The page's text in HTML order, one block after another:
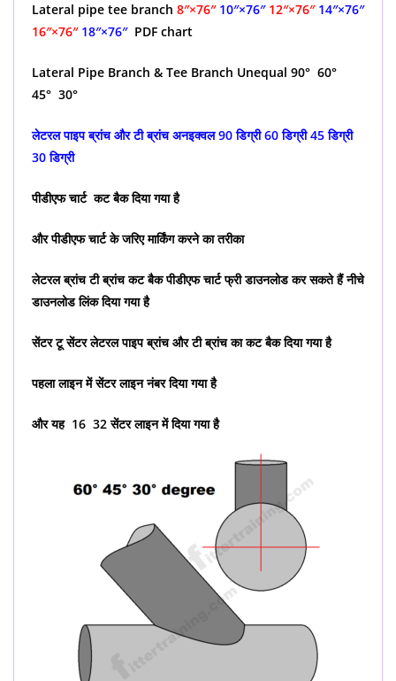
Lateral pipe tee branch 8″×76″ 10″×76″ 12″×76″ 14″×76″
16″×76″ 18″×76″PDF chart
Lateral Pipe Branch & Tee Branch Unequal 90° 60°
45° 30°
लेटरल पाइप ब्रांच और टी ब्रांच अनइक्वल 90 डिग्री 60 डिग्री 45 डिग्री
30 डिग्री
पीडीएफ चार्ट कट बैक दिया गया है
और पीडीएफ चार्ट के जरिए मार्किंग करने का तरीका
लेटरल ब्रांच टी ब्रांच कट बैक पीडीएफ चार्ट फ्री डाउनलोड कर सकते हैं नीचे
डाउनलोड लिंक दिया गया है
सेंटर टू सेंटर लेटरल पाइप ब्रांच और टी ब्रांच का कट बैक दिया गया है
पहला लाइन में सेंटर लाइन नंबर दिया गया है
और यह 16 32 सेंटर लाइन में दिया गया है